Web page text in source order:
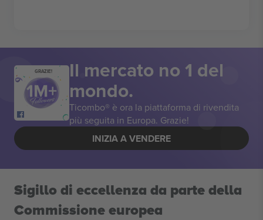
GRAZIE! Il mercato no 1 del
mondo.
Ticombo® è ora la piattaforma di rivendita
più seguita in Europa. Grazie!
INIZIA A VENDERE
Sigillo di eccellenza da parte della
Commissione europea